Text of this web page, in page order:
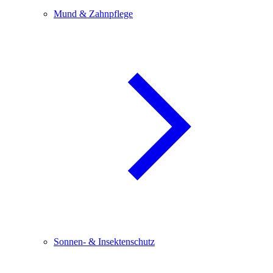
Mund & Zahnpflege
Sonnen- & Insektenschutz